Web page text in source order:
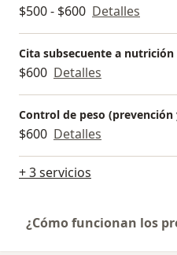
$500 - $600 Detalles
Cita subsecuente a nutrición
$600 Detalles
Control de peso
$600 Detalles
+ 3 servicios
¿Cómo funcionan los